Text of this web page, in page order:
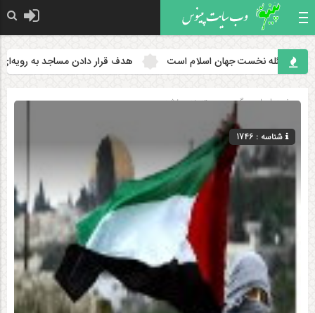
نخست جهان اسلام است هدف قرار دادن مساجد به رویه‌ای
صفحه اصلی» گروه »دسته‌بندی نشده
شناسه : 1746